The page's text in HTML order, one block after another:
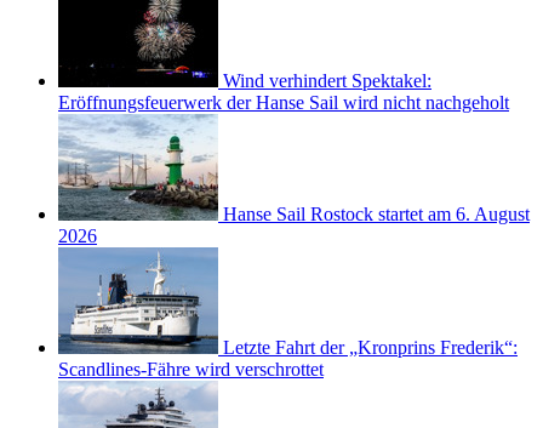
Wind verhindert Spektakel:
Eröffnungsfeuerwerk der Hanse Sail wird nicht nachgeholt
Hanse Sail Rostock startet am 6. August
2026
Letzte Fahrt der „Kronprins Frederik“:
Scandlines-Fähre wird verschrottet